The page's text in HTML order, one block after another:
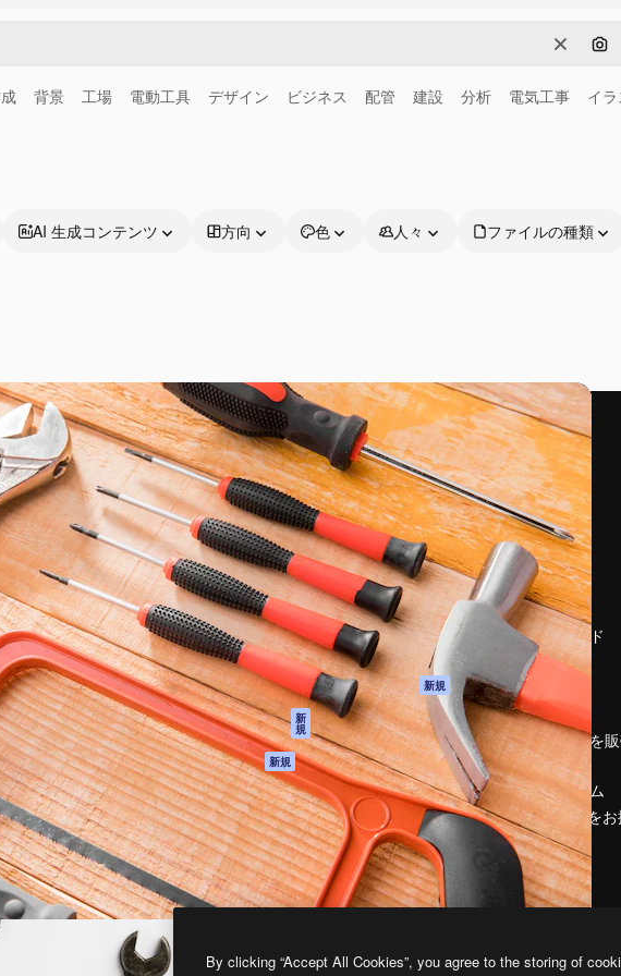
消去 画
背景 工場 電動工具 デザイン ビジネス 配管 建設 分析 電気工事 イラ
AI 生成コンテンツ 方向 色 人々 ファイルの種類
制作を導くためのプラ
イター、企業、代理
万人以上が利用して
製品
Spaces
AI アシスタント
AI 画像生成ツール
AI 動画生成ツール
AI 音声合成ツール
ストックコンテン
ツ
Claude/ChatGPT
向けMCP
新
規
エージェント 新規
API
モバイルアプリ
すべてのMagnificツ
ール
はじめに
Academy
ドキュメント
サポート
利用規約
プライバシーポリ
シー
オリジナル
新規
クッキーポリシー
トラストセンター
アフィリエイト
法人向け
運営
料金
会社概要
Reviews
採用情報
検索トレンド
ブログ
イベント
Slidesgo
コンテンツを
する
プレスルーム
magnific.aiをお
ですか？
Freepik Company S.L.U.
By clicking “Accept All Cookies”, you agree to the storing of